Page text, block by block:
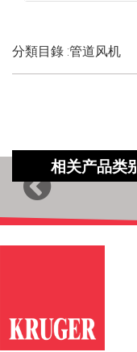
分類目錄 :管道风机
相关产品类
Previous